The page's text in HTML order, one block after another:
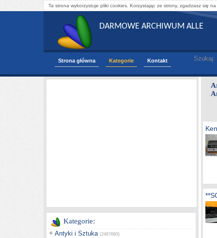
Ta strona wykorzystuje pliki cookies. Korzystając ze strony, zgadzasz się
DARMOWE ARCHIWUM ALLE
Strona główna Kategorie Kontakt Szukaj:
Kategorie:
+ Antyki i Sztuka (2467660)